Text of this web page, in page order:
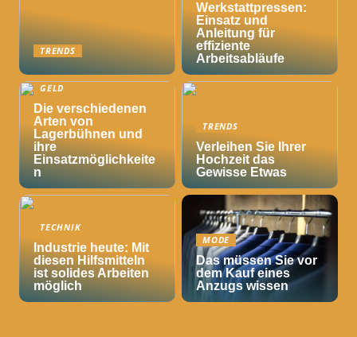
TRENDS
Werkstattpressen:
Einsatz und
Anleitung für
effiziente
Arbeitsabläufe
GELD
Die verschiedenen
Arten von
Lagerbühnen und
ihre
Einsatzmöglichkeite
n
TRENDS
Verleihen Sie Ihrer
Hochzeit das
Gewisse Etwas
TECHNIK
Industrie heute: Mit
diesen Hilfsmitteln
ist solides Arbeiten
möglich
MODE
Das müssen Sie vor
dem Kauf eines
Anzugs wissen